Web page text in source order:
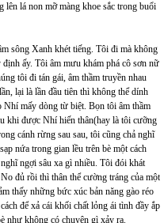
lên lá non mỡ màng khoe sắc trong buổi
sông Xanh khét tiếng. Tôi đi mà không
ấy. Tôi âm mưu khám phá cô sơn nữ
tôi đi tán gái, âm thầm truyền nhau
lại là lần đầu tiên thì không thể dính
Nhí mấy dòng từ biệt. Bọn tôi âm thầm
khi được Nhí hiến thân(hay là tôi cưỡng
cánh rừng sau sau, tôi cũng chả nghĩ
nứa trong gian lều trên bè một cách
ngợi sâu xa gì nhiều. Tôi đói khát
đủ rồi thì thân thể cường tráng của một
thấy những bức xúc bản năng gào réo
để xả cái khối chất lỏng ái tình đầy ắp
như không có chuyện gì xảy ra.